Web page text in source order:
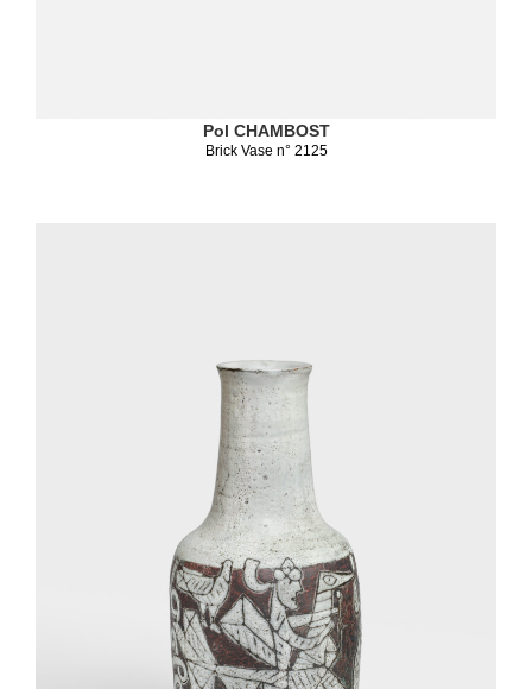
Pol CHAMBOST
Brick Vase n° 2125